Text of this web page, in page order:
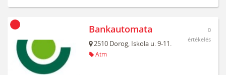
Bankautomata
2510 Dorog, Iskola u. 9-11.
Atm
0
értékelés